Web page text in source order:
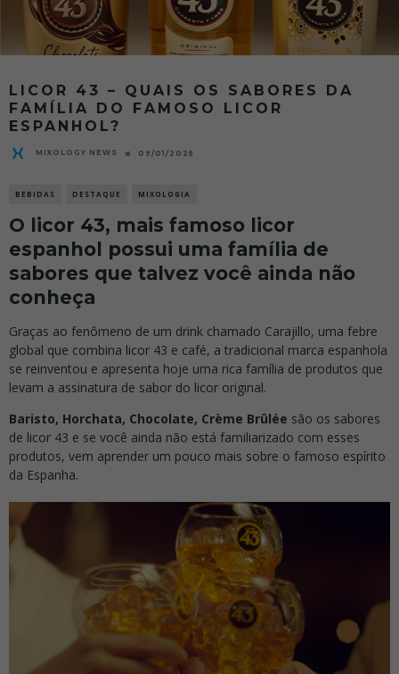
LICOR 43 – QUAIS OS SABORES DA
FAMÍLIA DO FAMOSO LICOR
ESPANHOL?
MIXOLOGY NEWS 09/01/2025
BEBIDAS DESTAQUE MIXOLOGIA
O licor 43, mais famoso licor
espanhol possui uma família de
sabores que talvez você ainda não
conheça
Graças ao fenômeno de um drink chamado Carajillo, uma febre
global que combina licor 43 e café, a tradicional marca espanhola
se reinventou e apresenta hoje uma rica família de produtos que
levam a assinatura de sabor do licor original.
Baristo, Horchata, Chocolate, Crème Brûlée são os sabores
de licor 43 e se você ainda não está familiarizado com esses
produtos, vem aprender um pouco mais sobre o famoso espírito
da Espanha.